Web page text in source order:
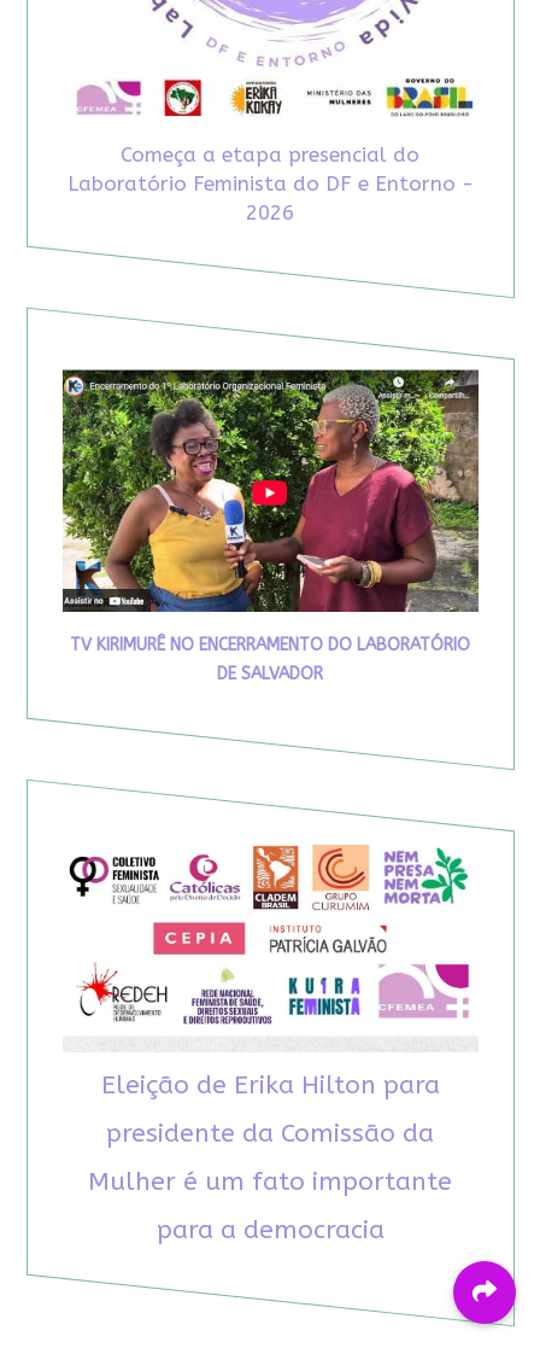
Começa a etapa presencial do
Laboratório Feminista do DF e Entorno -
2026
TV KIRIMURÊ NO ENCERRAMENTO DO LABORATÓRIO
DE SALVADOR
Eleição de Erika Hilton para
presidente da Comissão da
Mulher é um fato importante
para a democracia